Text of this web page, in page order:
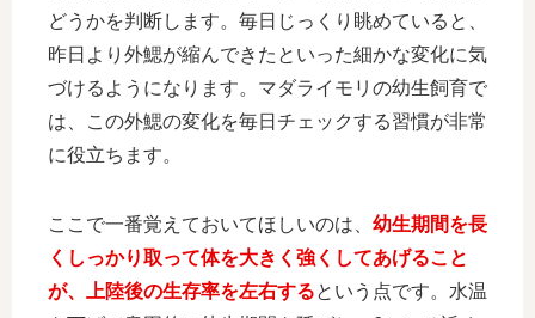
どうかを判断します。毎日じっくり眺めていると、
昨日より外鰓が縮んできたといった細かな変化に気
づけるようになります。マダライモリの幼生飼育で
は、この外鰓の変化を毎日チェックする習慣が非常
に役立ちます。
ここで一番覚えておいてほしいのは、 幼生期間を長
くしっかり取って体を大きく強くしてあげること
が、上陸後の生存率を左右するという点です。水温